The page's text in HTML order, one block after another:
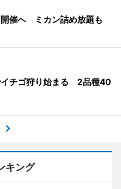
催へ ミカン詰め放題も
イチゴ狩り始まる 2品種40
キング